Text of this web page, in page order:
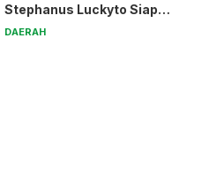
Stephanus Luckyto Siap
Jaga Kamtibmas
DAERAH